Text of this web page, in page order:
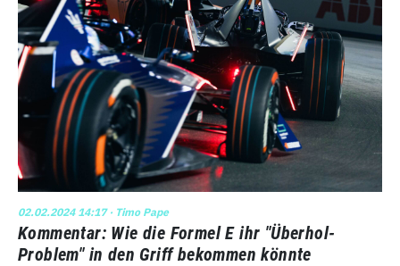
02.02.2024 14:17· Timo Pape
Kommentar: Wie die Formel E ihr "Überhol-
Problem" in den Griff bekommen könnte